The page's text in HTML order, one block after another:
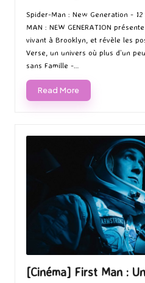
by
Spider-Man : New Generation - 12
MAN : NEW GENERATION
vivant à Brooklyn, et révèle les
Verse, un univers où plus d’un
sans Famille -…
Read More
[Cinéma] First Man :